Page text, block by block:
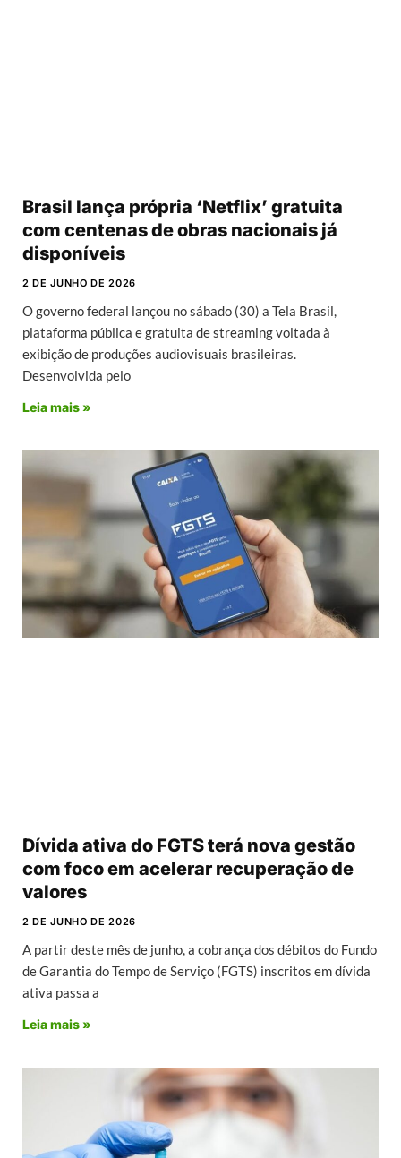
Brasil lança própria ‘Netflix’ gratuita
com centenas de obras nacionais já
disponíveis
2 DE JUNHO DE 2026
O governo federal lançou no sábado (30) a Tela Brasil,
plataforma pública e gratuita de streaming voltada à
exibição de produções audiovisuais brasileiras.
Desenvolvida pelo
Leia mais »
Dívida ativa do FGTS terá nova gestão
com foco em acelerar recuperação de
valores
2 DE JUNHO DE 2026
A partir deste mês de junho, a cobrança dos débitos do Fundo
de Garantia do Tempo de Serviço (FGTS) inscritos em dívida
ativa passa a
Leia mais »